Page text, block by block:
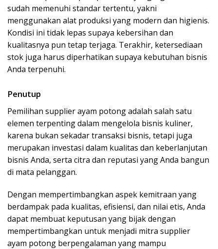
sudah memenuhi standar tertentu, yakni
menggunakan alat produksi yang modern dan higienis.
Kondisi ini tidak lepas supaya kebersihan dan
kualitasnya pun tetap terjaga. Terakhir, ketersediaan
stok juga harus diperhatikan supaya kebutuhan bisnis
Anda terpenuhi.
Penutup
Pemilihan supplier ayam potong adalah salah satu
elemen terpenting dalam mengelola bisnis kuliner,
karena bukan sekadar transaksi bisnis, tetapi juga
merupakan investasi dalam kualitas dan keberlanjutan
bisnis Anda, serta citra dan reputasi yang Anda bangun
di mata pelanggan.
Dengan mempertimbangkan aspek kemitraan yang
berdampak pada kualitas, efisiensi, dan nilai etis, Anda
dapat membuat keputusan yang bijak dengan
mempertimbangkan untuk menjadi mitra supplier
ayam potong berpengalaman yang mampu